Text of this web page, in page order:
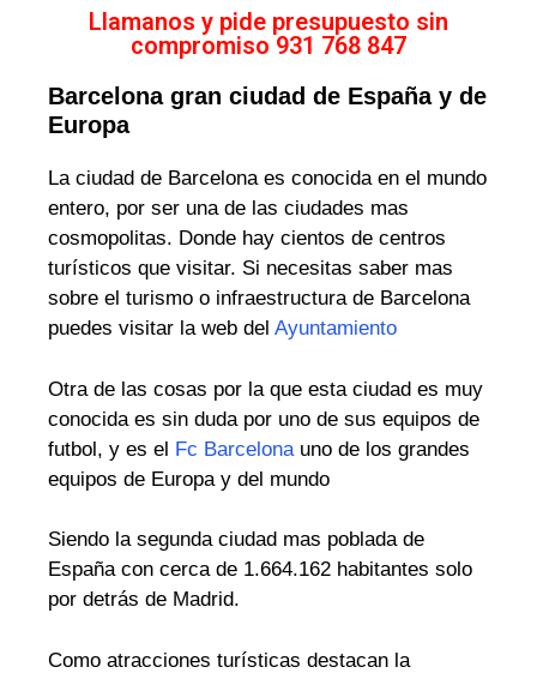
Llamanos y pide presupuesto sin
compromiso 931 768 847
Barcelona gran ciudad de España y de
Europa
La ciudad de Barcelona es conocida en el mundo
entero, por ser una de las ciudades mas
cosmopolitas. Donde hay cientos de centros
turísticos que visitar. Si necesitas saber mas
sobre el turismo o infraestructura de Barcelona
puedes visitar la web del Ayuntamiento
Otra de las cosas por la que esta ciudad es muy
conocida es sin duda por uno de sus equipos de
futbol, y es el Fc Barcelonauno de los grandes
equipos de Europa y del mundo
Siendo la segunda ciudad mas poblada de
España con cerca de 1.664.162 habitantes solo
por detrás de Madrid.
Como atracciones turísticas destacan la